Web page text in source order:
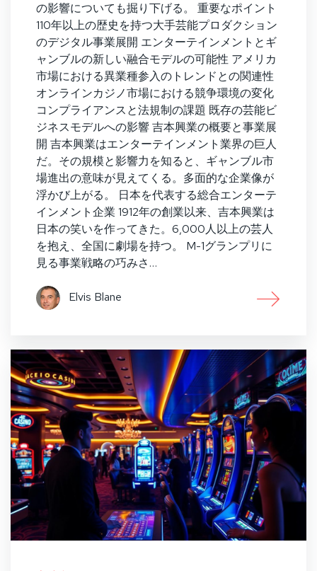
の影響についても掘り下げる。 重要なポイント
110年以上の歴史を持つ大手芸能プロダクション
のデジタル事業展開 エンターテインメントとギ
ャンブルの新しい融合モデルの可能性 アメリカ
市場における異業種参入のトレンドとの関連性
オンラインカジノ市場における競争環境の変化
コンプライアンスと法規制の課題 既存の芸能ビ
ジネスモデルへの影響 吉本興業の概要と事業展
開 吉本興業はエンターテインメント業界の巨人
だ。その規模と影響力を知ると、ギャンブル市
場進出の意味が見えてくる。多面的な企業像が
浮かび上がる。 日本を代表する総合エンターテ
インメント企業 1912年の創業以来、吉本興業は
日本の笑いを作ってきた。6,000人以上の芸人
を抱え、全国に劇場を持つ。 M-1グランプリに
見る事業戦略の巧みさ…
Elvis Blane